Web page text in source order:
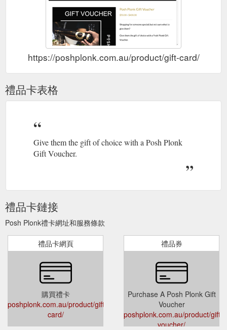
https://poshplonk.com.au/product/gift-card/
禮品卡表格
Give them the gift of choice with a Posh Plonk
Gift Voucher.
禮品卡鏈接
Posh Plonk禮卡網址和服務條款
禮品卡網頁
購買禮卡
poshplonk.com.au/product/gift-
card/
禮品券
Purchase A Posh Plonk Gift
Voucher
poshplonk.com.au/product/gift-
voucher/